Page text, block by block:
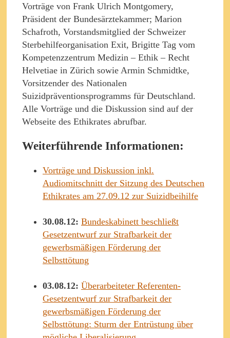
Vorträge von Frank Ulrich Montgomery,
Präsident der Bundesärztekammer; Marion
Schafroth, Vorstandsmitglied der Schweizer
Sterbehilfeorganisation Exit, Brigitte Tag vom
Kompetenzzentrum Medizin – Ethik – Recht
Helvetiae in Zürich sowie Armin Schmidtke,
Vorsitzender des Nationalen
Suizidpräventionsprogramms für Deutschland.
Alle Vorträge und die Diskussion sind auf der
Webseite des Ethikrates abrufbar.
Weiterführende Informationen:
Vorträge und Diskussion inkl.
Audiomitschnitt der Sitzung des Deutschen
Ethikrates am 27.09.12 zur Suizidbeihilfe
30.08.12: Bundeskabinett beschließt
Gesetzentwurf zur Strafbarkeit der
gewerbsmäßigen Förderung der
Selbsttötung
03.08.12: Überarbeiteter Referenten-
Gesetzentwurf zur Strafbarkeit der
gewerbsmäßigen Förderung der
Selbsttötung: Sturm der Entrüstung über